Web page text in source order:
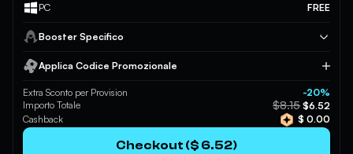
PC
FREE
Booster Specifico
Applica Codice Promozionale
Applica
Extra Sconto per Provision
-20%
Importo Totale
$8.15 $6.52
Cashback
$ 0.00
Checkout ($ 6.52)